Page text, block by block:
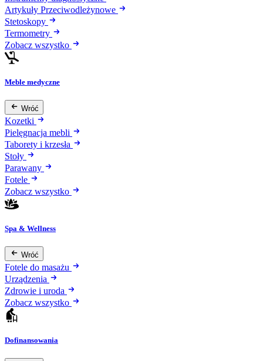
Artykuły Przeciwodleżynowe
Stetoskopy
Termometry
Zobacz wszystko
Meble medyczne
Wróć
Kozetki
Pielęgnacja mebli
Taborety i krzesła
Stoły
Parawany
Fotele
Zobacz wszystko
Spa & Wellness
Wróć
Fotele do masażu
Urządzenia
Zdrowie i uroda
Zobacz wszystko
Dofinansowania